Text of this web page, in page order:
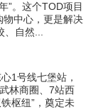
”。这个TOD项目
物中心，更是解决
自然...
1号线七堡站，
林商圈、7站西
枢纽”，奠定未